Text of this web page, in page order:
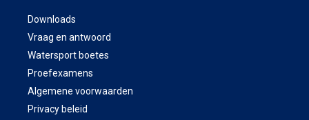
Downloads
Vraag en antwoord
Watersport boetes
Proefexamens
Algemene voorwaarden
Privacy beleid